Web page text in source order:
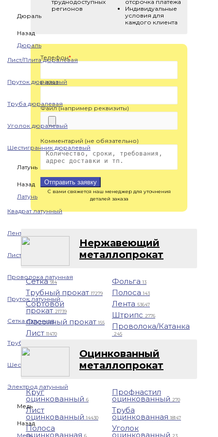
Дюраль
Назад
Дюраль
Лист/Плита дюралевая
Пруток дюралевый
Труба дюралевая
Уголок дюралевый
Шестигранник дюралевый
Латунь
Назад
Латунь
Квадрат латунный
Лента латунная
Лист/Плита латунная
Проволока латунная
Пруток латунный
Сетка латунная
Труба латунная
Шестигранник латунный
Электрод латунный
Медь
Назад
Медь
труднодоступных
регионов
отсрочка платежа
Индивидуальные
условия для
каждого клиента
Телефон*
E-Mail
Файл (например реквизиты)
Комментарий (не обязательно)
Отправить заявку
С вами свяжется наш менеджер для уточнения
деталей заказа
Нержавеющий
металлопрокат
Сетка914
Трубный прокат17279
Сортовой
прокат 21739
Фасонный прокат155
Лист11470
Фольга13
Полоса143
Лента 53647
Штрипс 2776
Проволока/Катанка
245
Оцинкованный
металлопрокат
Круг
оцинкованный 6
Лист
оцинкованный14430
Полоса
оцинкованная 6
Профнастил
оцинкованный 270
Труба
оцинкованная18147
Уголок
оцинкованный 23